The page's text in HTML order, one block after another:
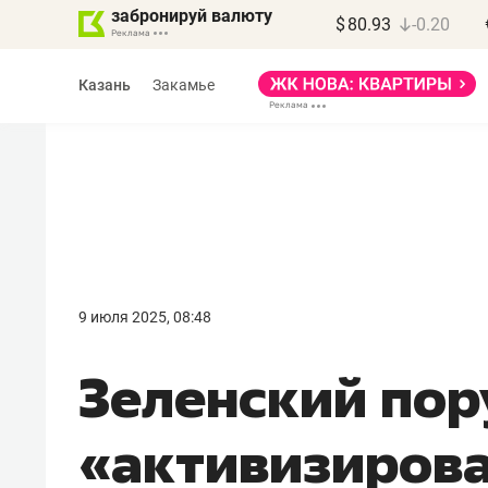
забронируй валюту $ 80.93 -0.20
Казань Закамье
9 июля 2025, 08:48
Зеленский
правил, бизнес может
потерять минимум